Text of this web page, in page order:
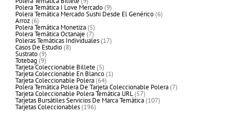
productos
Polera Temática I Love Mercado 99
productos
Polera Temática Mercado Sushi Desde El Genérico 66
productos
Arroz 66
productos
Polera Temática Monetiza 55
productos
Polera Temática Octanaje 77
productos
Poleras Temáticas Individuales 1717
productos
Casos De Estudio 88
productos
Sustrato 99
productos
Totebag 99
productos
Tarjeta Coleccionable Billete 55
productos
Tarjeta Coleccionable En Blanco 11
producto
Tarjeta Coleccionable Polera 6464
productos
Polera Temática Polera De Tarjeta Coleccionable Polera 77
productos
Tarjeta Coleccionable Polera Temática URL 5757
productos
Tarjetas Bursátiles Servicios De Marca Temática 107107
productos
Tarjetas Coleccionables 196196
productos